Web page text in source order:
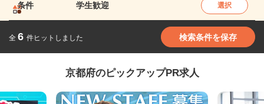
条件 学生歓迎 選択
全 6 件ヒットしました 検索条件を保存
京都府のピックアップPR求人